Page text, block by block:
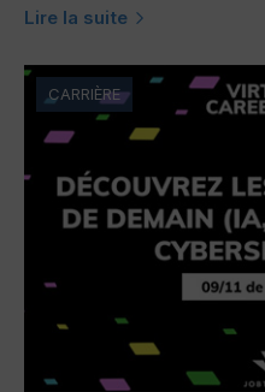
Lire la suite
CARRIÈRE